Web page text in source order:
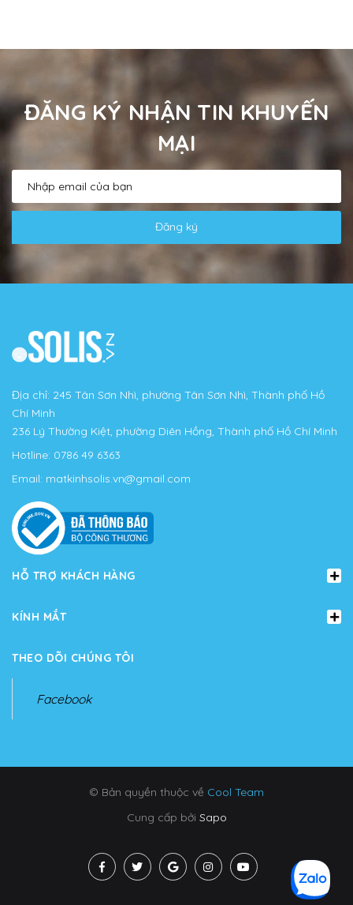
ĐĂNG KÝ NHẬN TIN KHUYẾN
MẠI
Đăng ký
Địa chỉ: 245 Tân Sơn Nhì, phường Tân Sơn Nhì, Thành phố Hồ
Chí Minh
236 Lý Thường Kiệt, phường Diên Hồng, Thành phố Hồ Chí Minh
Hotline: 0786 49 6363
Email: matkinhsolis.vn@gmail.com
HỖ TRỢ KHÁCH HÀNG
KÍNH MẮT
THEO DÕI CHÚNG TÔI
Facebook
© Bản quyền thuộc về Cool Team
Cung cấp bởi Sapo